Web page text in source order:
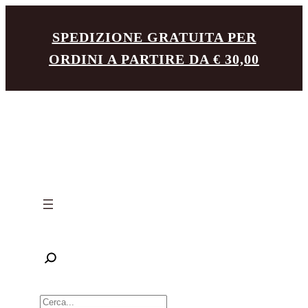
contenuto
SPEDIZIONE GRATUITA PER
ORDINI A PARTIRE DA € 30,00
R